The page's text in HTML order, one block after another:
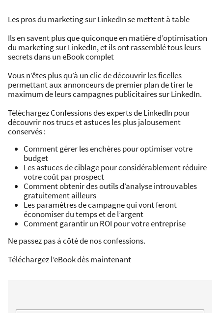
Les pros du marketing sur LinkedIn se mettent à table
Ils en savent plus que quiconque en matière d’optimisation
du marketing sur LinkedIn, et ils ont rassemblé tous leurs
secrets dans un eBook complet
Vous n’êtes plus qu’à un clic de découvrir les ficelles
permettant aux annonceurs de premier plan de tirer le
maximum de leurs campagnes publicitaires sur LinkedIn.
Téléchargez Confessions des experts de LinkedIn pour
découvrir nos trucs et astuces les plus jalousement
conservés :
Comment gérer les enchères pour optimiser votre
budget
Les astuces de ciblage pour considérablement réduire
votre coût par prospect
Comment obtenir des outils d’analyse introuvables
gratuitement ailleurs
Les paramètres de campagne qui vont feront
économiser du temps et de l’argent
Comment garantir un ROI pour votre entreprise
Ne passez pas à côté de nos confessions.
Téléchargez l’eBook dès maintenant